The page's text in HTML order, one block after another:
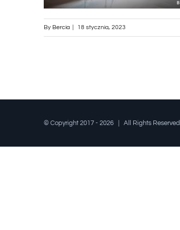
By Bercia 18 stycznia, 2023
© Copyright 2017 - 2026 | All Rights Reserved